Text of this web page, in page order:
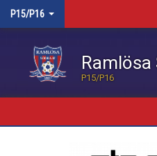
P15/P16
Ramlösa
P15/P16